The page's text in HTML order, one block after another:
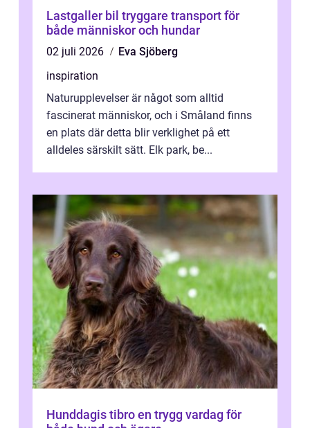
Lastgaller bil tryggare transport för
både människor och hundar
02 juli 2026
Eva Sjöberg
inspiration
Naturupplevelser är något som alltid
fascinerat människor, och i Småland finns
en plats där detta blir verklighet på ett
alldeles särskilt sätt. Elk park, be...
Hunddagis tibro en trygg vardag för